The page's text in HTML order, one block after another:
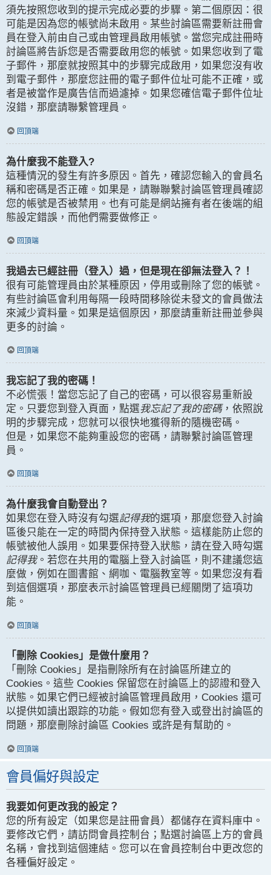
須先按照您收到的提示完成必要的步驟。第二個原因：很
可能是因為您的帳號尚未啟用。某些討論區需要新註冊會
員在登入前由自己或由管理員啟用帳號。當您完成註冊時
討論區將告訴您是否需要啟用您的帳號。如果您收到了電
子郵件，那麼就按照其中的步驟完成啟用，如果您沒有收
到電子郵件，那麼您註冊的電子郵件位址可能不正確，或
者是被當作是廣告信而過濾掉。如果您確信電子郵件位址
沒錯，那麼請聯繫管理員。
回頂端
為什麼我不能登入?
這種情況的發生有許多原因。首先，確認您輸入的會員名
稱和密碼是否正確。如果是，請聯聯繫討論區管理員確認
您的帳號是否被禁用。也有可能是網站擁有者在後端的組
態設定錯誤，而他們需要做修正。
回頂端
我過去已經註冊（登入）過，但是現在卻無法登入？！
很有可能管理員由於某種原因，停用或刪除了您的帳號。
有些討論區會利用每隔一段時間移除從未發文的會員做法
來減少資料量。如果是這個原因，那麼請重新註冊並參與
更多的討論。
回頂端
我忘記了我的密碼！
不必慌張！當您忘記了自己的密碼，可以很容易重新設
定。只要您到登入頁面，點選我忘記了我的密碼，依照說
明的步驟完成，您就可以很快地獲得新的隨機密碼。
但是，如果您不能夠重設您的密碼，請聯繫討論區管理
員。
回頂端
為什麼我會自動登出？
如果您在登入時沒有勾選記得我的選項，那麼您登入討論
區後只能在一定的時間內保持登入狀態。這樣能防止您的
帳號被他人誤用。如果要保持登入狀態，請在登入時勾選
記得我。若您在共用的電腦上登入討論區，則不建議您這
麼做，例如在圖書館、網咖、電腦教室等。如果您沒有看
到這個選項，那麼表示討論區管理員已經關閉了這項功
能。
回頂端
「刪除 Cookies」是做什麼用？
「刪除 Cookies」是指刪除所有在討論區所建立的
Cookies。這些 Cookies 保留您在討論區上的認證和登入
狀態。如果它們已經被討論區管理員啟用，Cookies 還可
以提供如讀出跟踪的功能。假如您有登入或登出討論區的
問題，那麼刪除討論區 Cookies 或許是有幫助的。
回頂端
會員偏好與設定
我要如何更改我的設定？
您的所有設定（如果您是註冊會員）都儲存在資料庫中。
要修改它們，請訪問會員控制台；點選討論區上方的會員
名稱，會找到這個連結。您可以在會員控制台中更改您的
各種偏好設定。